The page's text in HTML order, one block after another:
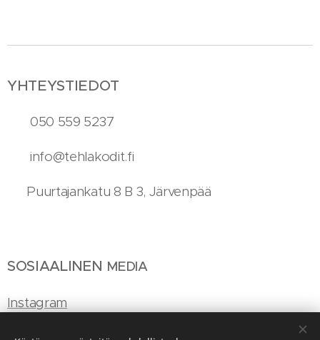
YHTEYSTIEDOT
📞 050 559 5237
✉️ info@tehlakodit.fi
📍 Puurtajankatu 8 B 3, Järvenpää
SOSIAALINEN MEDIA
Instagram